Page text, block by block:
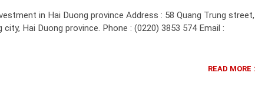
in Hai Duong province Address : 58 Quang Trung street,
city, Hai Duong province. Phone : (0220) 3853 574 Email :
READ MORE